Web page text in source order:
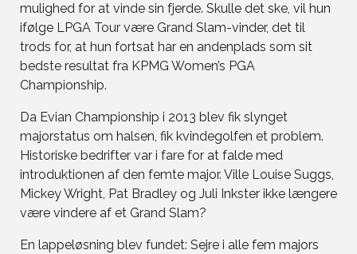
mulighed for at vinde sin fjerde. Skulle det ske, vil hun
ifølge LPGA Tour være Grand Slam-vinder, det til
trods for, at hun fortsat har en andenplads som sit
bedste resultat fra KPMG Women’s PGA
Championship.
Da Evian Championship i 2013 blev fik slynget
majorstatus om halsen, fik kvindegolfen et problem.
Historiske bedrifter var i fare for at falde med
introduktionen af den femte major. Ville Louise Suggs,
Mickey Wright, Pat Bradley og Juli Inkster ikke længere
være vindere af et Grand Slam?
En lappeløsning blev fundet: Sejre i alle fem majors